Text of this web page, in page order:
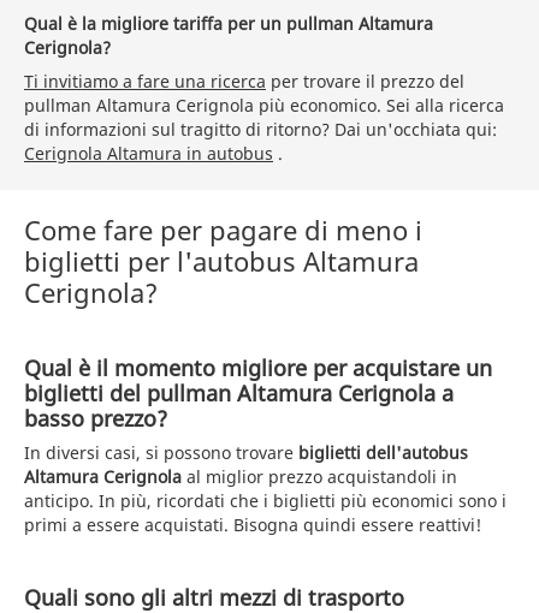
Qual è la migliore tariffa per un pullman Altamura
Cerignola?
Ti invitiamo a fare una ricerca per trovare il prezzo del
pullman Altamura Cerignola più economico. Sei alla ricerca
di informazioni sul tragitto di ritorno? Dai un'occhiata qui:
Cerignola Altamura in autobus .
Come fare per pagare di meno i
biglietti per l'autobus Altamura
Cerignola?
Qual è il momento migliore per acquistare un
biglietti del pullman Altamura Cerignola a
basso prezzo?
In diversi casi, si possono trovare biglietti dell'autobus
Altamura Cerignola al miglior prezzo acquistandoli in
anticipo. In più, ricordati che i biglietti più economici sono i
primi a essere acquistati. Bisogna quindi essere reattivi!
Quali sono gli altri mezzi di trasporto